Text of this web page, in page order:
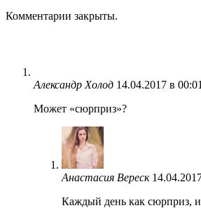
Комментарии закрыты.
Александр Холод 14.04.2017 в 00:01
Может «сюрприз»?
Анастасия Вереск
Каждый день как сюрприз,